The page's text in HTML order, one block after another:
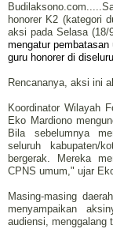
honorer K2 (kategori
aksi pada Selasa (18/
mengatur
guru honorer di
Rencananya, aksi ini
Koordinator Wilayah
Eko Mardiono
Bila sebelumnya
seluruh kabupaten/
bergerak. Mereka
CPNS umum," ujar
Masing-masing
menyampaikan
audiensi, menggalang